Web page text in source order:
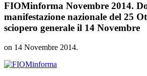
FIOMinforma Novembre 2014.
manifestazione nazionale del 25
sciopero generale il 14 Novembre
on 14 Novembre 2014.